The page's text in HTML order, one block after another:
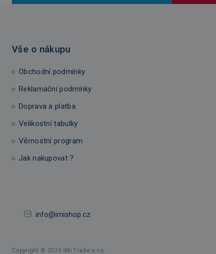
Vše o nákupu
Obchodní podmínky
Reklamační podmínky
Doprava a platba
Velikostní tabulky
Věrnostní program
Jak nakupovat ?
info@imishop.cz
Copyright © 2026 iMi Trade s.r.o.